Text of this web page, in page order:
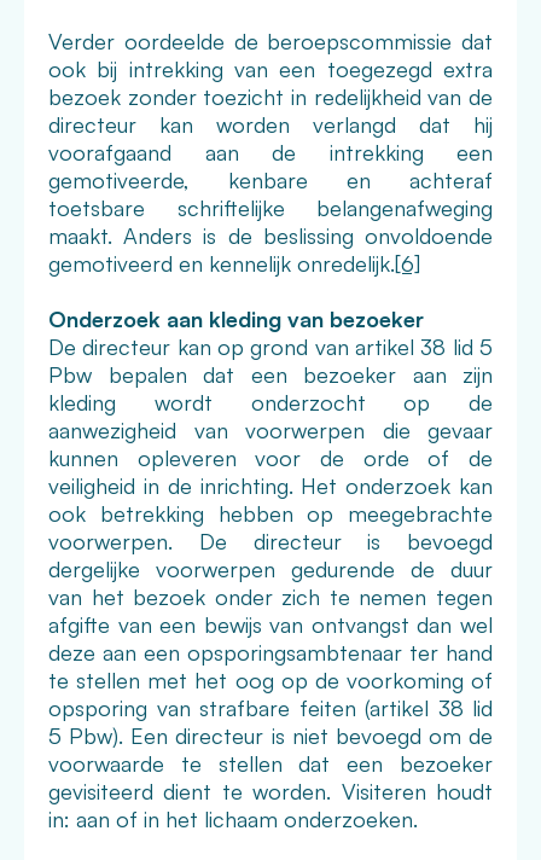
Verder oordeelde de beroepscommissie dat
ook bij intrekking van een toegezegd extra
bezoek zonder toezicht in redelijkheid van de
directeur kan worden verlangd dat hij
voorafgaand aan de intrekking een
gemotiveerde, kenbare en achteraf
toetsbare schriftelijke belangenafweging
maakt. Anders is de beslissing onvoldoende
gemotiveerd en kennelijk onredelijk.[6]
Onderzoek aan kleding van bezoeker
De directeur kan op grond van artikel 38 lid 5
Pbw bepalen dat een bezoeker aan zijn
kleding wordt onderzocht op de
aanwezigheid van voorwerpen die gevaar
kunnen opleveren voor de orde of de
veiligheid in de inrichting. Het onderzoek kan
ook betrekking hebben op meegebrachte
voorwerpen. De directeur is bevoegd
dergelijke voorwerpen gedurende de duur
van het bezoek onder zich te nemen tegen
afgifte van een bewijs van ontvangst dan wel
deze aan een opsporingsambtenaar ter hand
te stellen met het oog op de voorkoming of
opsporing van strafbare feiten (artikel 38 lid
5 Pbw). Een directeur is niet bevoegd om de
voorwaarde te stellen dat een bezoeker
gevisiteerd dient te worden. Visiteren houdt
in: aan of in het lichaam onderzoeken.